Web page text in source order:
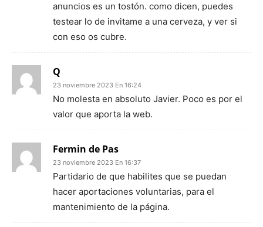
anuncios es un tostón. como dicen, puedes
testear lo de invitame a una cerveza, y ver si
con eso os cubre.
Q
23 noviembre 2023 En 16:24
No molesta en absoluto Javier. Poco es por el
valor que aporta la web.
Fermin de Pas
23 noviembre 2023 En 16:37
Partidario de que habilites que se puedan
hacer aportaciones voluntarias, para el
mantenimiento de la página.